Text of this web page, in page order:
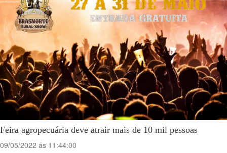
Feira agropecuária deve atrair mais de 10 mil pessoas
09/05/2022 ás 11:44:00